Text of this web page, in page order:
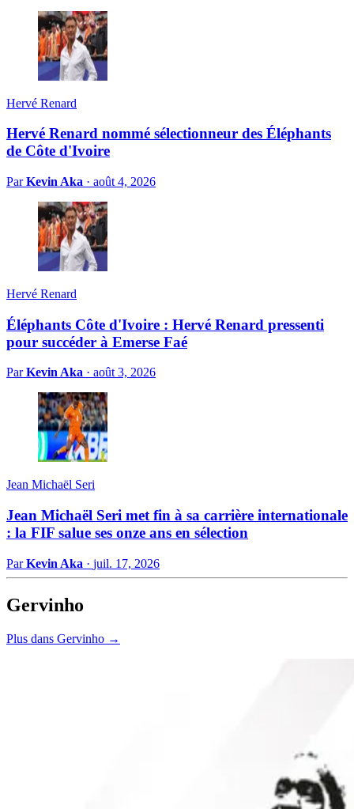
Hervé Renard
Hervé Renard nommé sélectionneur des Éléphants
de Côte d'Ivoire
ParKevin Aka · août 4, 2026
Hervé Renard
Éléphants Côte d'Ivoire : Hervé Renard pressenti
pour succéder à Emerse Faé
ParKevin Aka · août 3, 2026
Jean Michaël Seri
Jean Michaël Seri met fin à sa carrière internationale
: la FIF salue ses onze ans en sélection
ParKevin Aka · juil. 17, 2026
Gervinho
Plus dans Gervinho →